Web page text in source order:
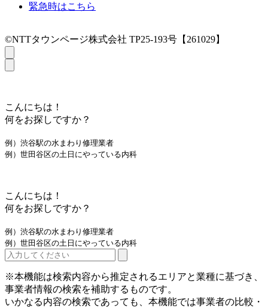
緊急時はこちら
©NTTタウンページ株式会社 TP25-193号【261029】
こんにちは！
何をお探しですか？
例）渋谷駅の水まわり修理業者
例）世田谷区の土日にやっている内科
こんにちは！
何をお探しですか？
例）渋谷駅の水まわり修理業者
例）世田谷区の土日にやっている内科
※本機能は検索内容から推定されるエリアと業種に基づき、
事業者情報の検索を補助するものです。
いかなる内容の検索であっても、本機能では事業者の比較・